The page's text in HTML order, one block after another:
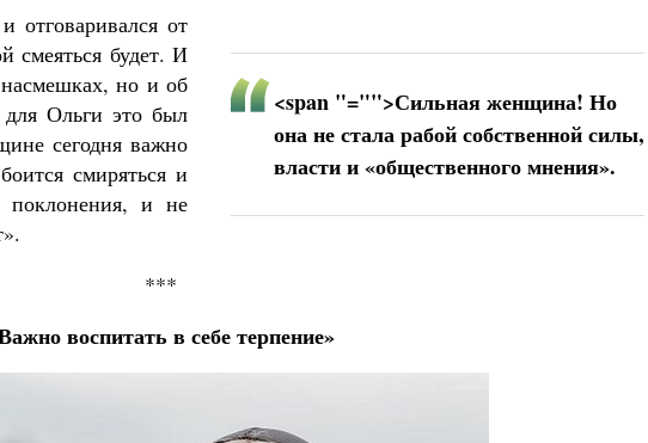
<span "="">Сильная женщина! Но
она не стала рабой собственной силы,
власти и «общественного мнения».
отговаривался от
смеяться будет. И
но и об
для Ольги это был
сегодня важно
смиряться и
поклонения, и не
***
воспитать в себе терпение»